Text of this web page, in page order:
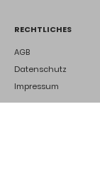
RECHTLICHES
AGB
Datenschutz
Impressum